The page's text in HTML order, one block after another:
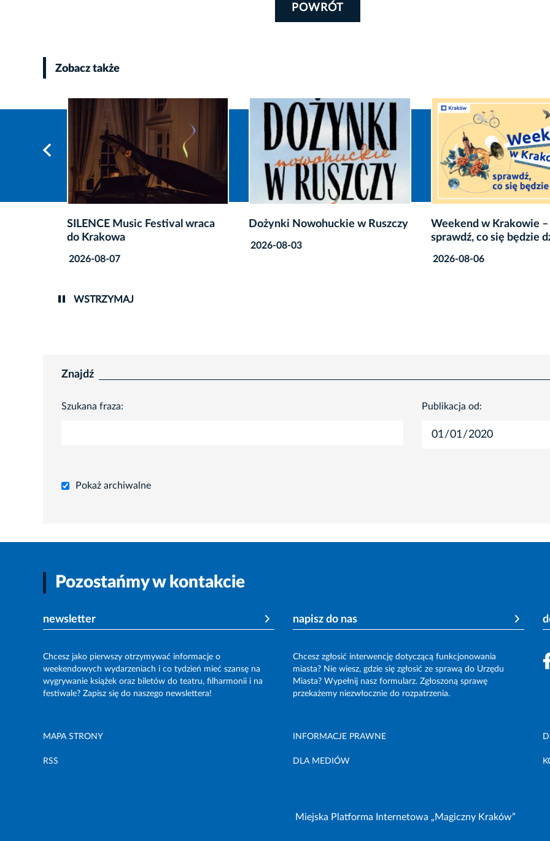
POWRÓT
Zobacz także
SILENCE Music Festival wraca
do Krakowa
2026-08-07
Dożynki Nowohuckie w Ruszczy
2026-08-03
Weekend w Krakowie –
sprawdź, co się będzie
2026-08-06
WSTRZYMAJ
Znajdź
Szukana fraza: Publikacja od:
Pokaż archiwalne
Pozostańmy w kontakcie
newsletter
Chcesz jako pierwszy otrzymywać informacje o
weekendowych wydarzeniach i co tydzień mieć szansę na
wygrywanie książek oraz biletów do teatru, filharmonii i na
festiwale? Zapisz się do naszego newslettera!
napisz do nas
Chcesz zgłosić interwencję dotyczącą funkcjonowania
miasta? Nie wiesz, gdzie się zgłosić ze sprawą do Urzędu
Miasta? Wypełnij nasz formularz. Zgłoszoną sprawę
przekażemy niezwłocznie do rozpatrzenia.
MAPA STRONY INFORMACJE PRAWNE
RSS DLA MEDIÓW
Miejska Platforma Internetowa „Magiczny Kraków”